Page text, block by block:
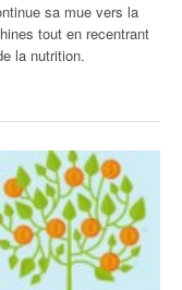
sa mue vers la
tout en recentrant
la nutrition.